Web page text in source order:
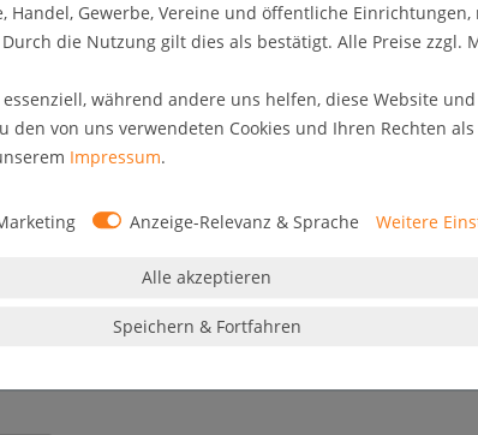
weißen Buchstaben auf rotem
dem Plakat ein. Dort ist ein Korb
ist dann ein großer, nach links
zeigen soll.
Handel, Gewerbe, Vereine und öffentliche
die Nutzung gilt dies als bestätigt. Alle Preise zzgl.
während andere uns helfen, diese Website
den von uns verwendeten Cookies und Ihren Rechten
Impressum.
Anzeige-Relevanz & Sprache Weitere
Alle akzeptieren
Speichern & Fortfahren